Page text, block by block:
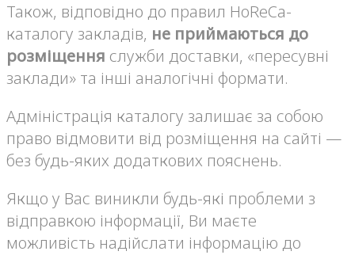
Також, відповідно до правил HoReCa-
каталогу закладів, не приймаються до
розміщення служби доставки, «пересувні
заклади» та інші аналогічні формати.
Адміністрація каталогу залишає за собою
право відмовити від розміщення на сайті —
без будь-яких додаткових пояснень.
Якщо у Вас виникли будь-які проблеми з
відправкою інформації, Ви маєте
можливість надійслати інформацію до